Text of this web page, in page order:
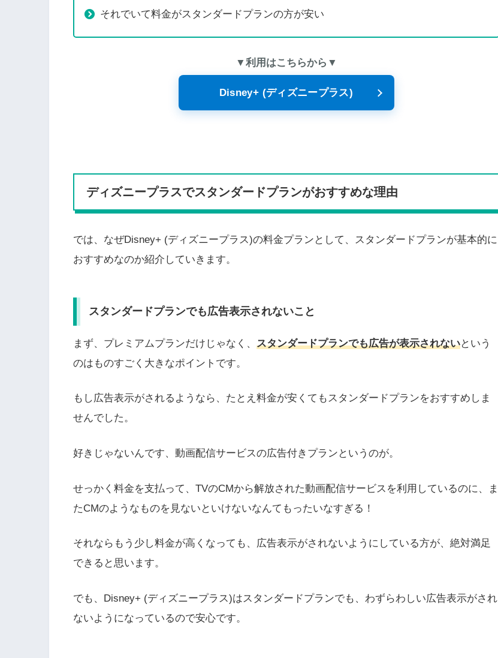
それでいて料金がスタンダードプランの方が安い
▼利用はこちらから▼
Disney+ (ディズニープラス)
ディズニープラスでスタンダードプランがおすすめな理由
では、なぜDisney+ (ディズニープラス)の料金プランとして、スタンダードプランが基本的に
おすすめなのか紹介していきます。
スタンダードプランでも広告表示されないこと
まず、プレミアムプランだけじゃなく、 スタンダードプランでも広告が表示されないという
のはものすごく大きなポイントです。
もし広告表示がされるようなら、たとえ料金が安くてもスタンダードプランをおすすめしま
せんでした。
好きじゃないんです、動画配信サービスの広告付きプランというのが。
せっかく料金を支払って、TVのCMから解放された動画配信サービスを利用しているのに、ま
たCMのようなものを見ないといけないなんてもったいなすぎる！
それならもう少し料金が高くなっても、広告表示がされないようにしている方が、絶対満足
できると思います。
でも、Disney+ (ディズニープラス)はスタンダードプランでも、わずらわしい広告表示がされ
ないようになっているので安心です。